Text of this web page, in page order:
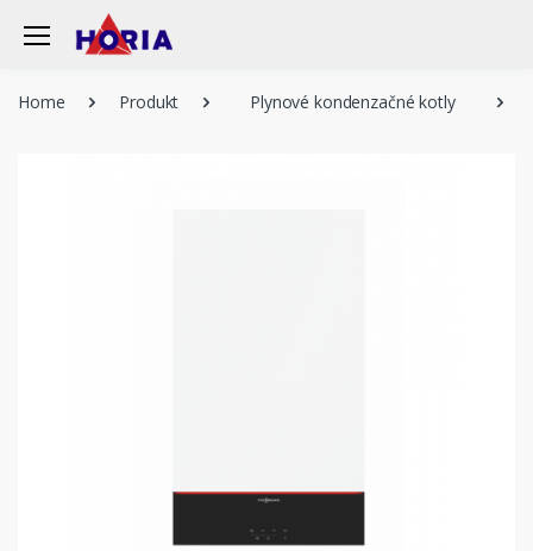
Home Produkt Plynové kondenzačné kotly